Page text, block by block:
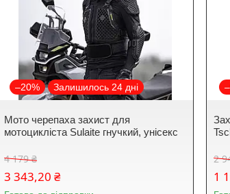
–20% Залишилось 24 дні
Мото черепаха захист для
мотоцикліста Sulaite гнучкий, унісекс
4 179 ₴
3 343,20 ₴
2
1